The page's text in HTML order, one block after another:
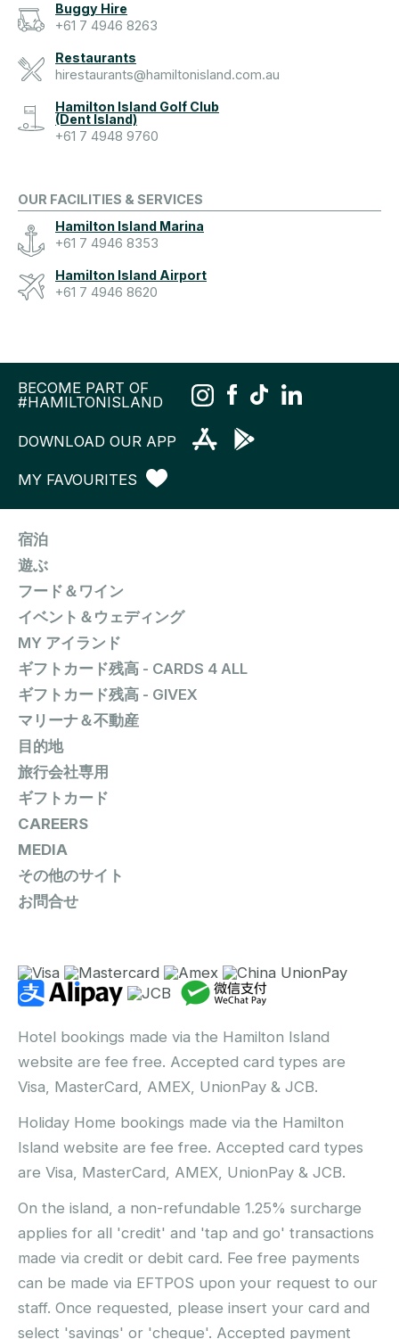
Buggy Hire
+61 7 4946 8263
Restaurants
hirestaurants@hamiltonisland.com.au
Hamilton Island Golf Club
(Dent Island)
+61 7 4948 9760
OUR FACILITIES & SERVICES
Hamilton Island Marina
+61 7 4946 8353
Hamilton Island Airport
+61 7 4946 8620
BECOME PART OF
#HAMILTONISLAND
DOWNLOAD OUR APP
MY FAVOURITES
宿泊
遊ぶ
フード＆ワイン
イベント＆ウェディング
MY アイランド
ギフトカード残高 - CARDS 4 ALL
ギフトカード残高 - GIVEX
マリーナ＆不動産
目的地
旅行会社専用
ギフトカード
CAREERS
MEDIA
その他のサイト
お問合せ
Hotel bookings made via the Hamilton Island
website are fee free. Accepted card types are
Visa, MasterCard, AMEX, UnionPay & JCB.
Holiday Home bookings made via the Hamilton
Island website are fee free. Accepted card types
are Visa, MasterCard, AMEX, UnionPay & JCB.
On the island, a non-refundable 1.25% surcharge
applies for all 'credit' and 'tap and go' transactions
made via credit or debit card. Fee free payments
can be made via EFTPOS upon your request to our
staff. Once requested, please insert your card and
select 'savings' or 'cheque'. Accepted payment